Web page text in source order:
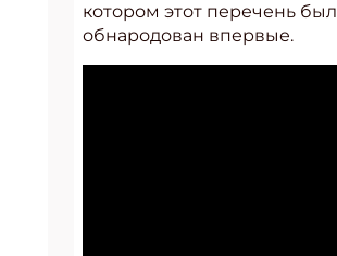
котором этот перечень был
обнародован впервые.